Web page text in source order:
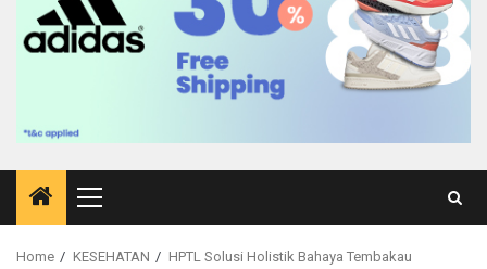
Primary
Menu
Home KESEHATAN HPTL Solusi Holistik Bahaya Tembakau